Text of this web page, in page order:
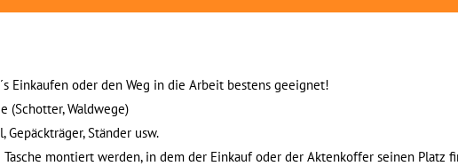
Einkaufen oder den Weg in die Arbeit bestens geeignet!
(Schotter, Waldwege)
Ständer usw.
montiert werden, in dem der Einkauf oder der Aktenkoffer seinen Platz